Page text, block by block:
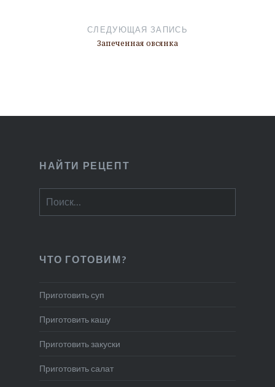
СЛЕДУЮЩАЯ ЗАПИСЬ
Запеченная овсянка
НАЙТИ РЕЦЕПТ
ЧТО ГОТОВИМ?
Приготовить суп
Приготовить кашу
Приготовить закуски
Приготовить салат